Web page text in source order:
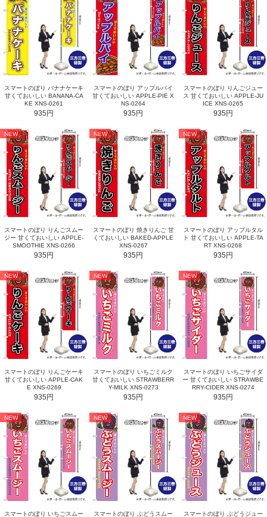
スマートのぼり バナナケーキ
甘くておいしい BANANA-CA
KE XNS-0261
935円
スマートのぼり アップルパイ
甘くておいしい APPLE-PIE X
NS-0264
935円
スマートのぼり りんごジュー
ス 甘くておいしい APPLE-JU
ICE XNS-0265
935円
NEW
スマートのぼり りんごスムー
ジー 甘くておいしい APPLE-
SMOOTHIE XNS-0266
935円
NEW
スマートのぼり 焼きりんご 甘
くておいしい BAKED-APPLE
XNS-0267
935円
NEW
スマートのぼり アップルタル
ト 甘くておいしい APPLE-TA
RT XNS-0268
935円
NEW
スマートのぼり りんごケーキ
甘くておいしい APPLE-CAK
E XNS-0269
935円
NEW
スマートのぼり いちごミルク
甘くておいしい STRAWBERR
Y-MILK XNS-0273
935円
NEW
スマートのぼり いちごサイダ
ー 甘くておいしい STRAWBE
RRY-CIDER XNS-0274
935円
NEW
スマートのぼり いちごスムー
NEW
スマートのぼり ぶどうスムー
NEW
スマートのぼり ぶどうジュー